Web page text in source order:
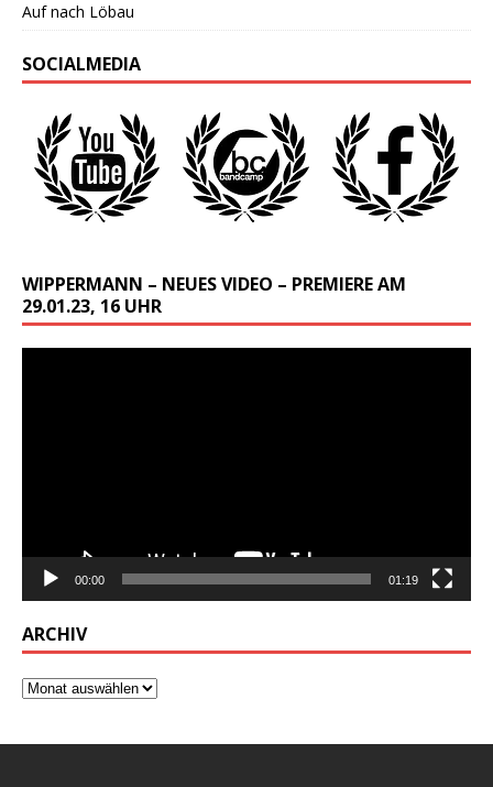
Auf nach Löbau
SOCIALMEDIA
WIPPERMANN – NEUES VIDEO – PREMIERE AM
29.01.23, 16 UHR
00:00 01:19
ARCHIV